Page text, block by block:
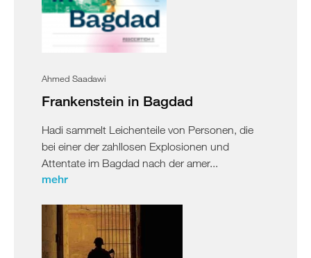
Ahmed Saadawi
Frankenstein in Bagdad
Hadi sammelt Leichenteile von Personen, die
bei einer der zahllosen Explosionen und
Attentate im Bagdad nach der amer...
mehr